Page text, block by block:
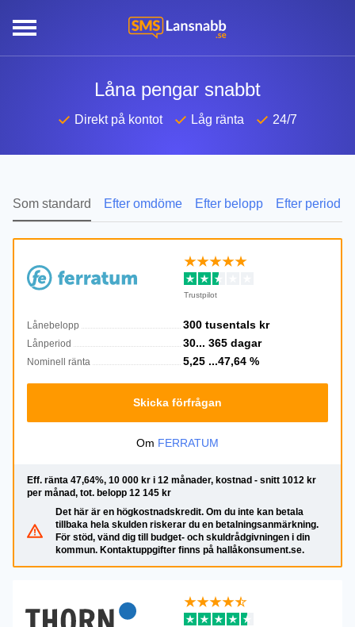
Låna pengar snabbtsnabbt
Direkt på kontot Låg ränta 24/7
Som standard Efter omdöme Efter belopp Efter period
Trustpilot
Lånebelopp 300 tusentals kr
Lånperiod 30... 365 dagar
Nominell ränta 5,25 ...47,64 %
Skicka förfrågan
Om FERRATUM
Eff. ränta 47,64%, 10 000 kr i 12 månader, kostnad - snitt 1012 kr
per månad, tot. belopp 12 145 kr
Det här är en högkostnadskredit. Om du inte kan betala
tillbaka hela skulden riskerar du en betalningsanmärkning.
För stöd, vänd dig till budget- och skuldrådgivningen i din
kommun. Kontaktuppgifter finns på hallåkonsument.se.